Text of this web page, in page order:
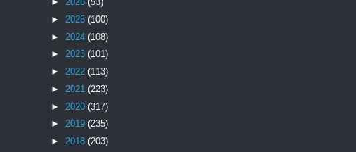
► 2025 (100)
► 2024 (108)
► 2023 (101)
► 2022 (113)
► 2021 (223)
► 2020 (317)
► 2019 (235)
► 2018 (203)